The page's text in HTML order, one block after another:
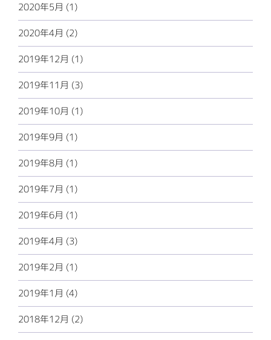
2020年5月 (1)
2020年4月 (2)
2019年12月 (1)
2019年11月 (3)
2019年10月 (1)
2019年9月 (1)
2019年8月 (1)
2019年7月 (1)
2019年6月 (1)
2019年4月 (3)
2019年2月 (1)
2019年1月 (4)
2018年12月 (2)